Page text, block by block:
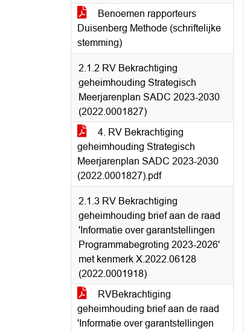
Benoemen rapporteurs
Duisenberg Methode (schriftelijke
stemming)
2.1.2 RV Bekrachtiging
geheimhouding Strategisch
Meerjarenplan SADC 2023-2030
(2022.0001827)
4. RV Bekrachtiging
geheimhouding Strategisch
Meerjarenplan SADC 2023-2030
(2022.0001827).pdf
2.1.3 RV Bekrachtiging
geheimhouding brief aan de raad
'Informatie over garantstellingen
Programmabegroting 2023-2026'
met kenmerk X.2022.06128
(2022.0001918)
RVBekrachtiging
geheimhouding brief aan de raad
'Informatie over garantstellingen